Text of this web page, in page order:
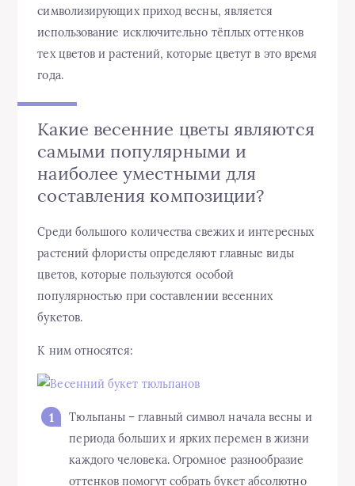
символизирующих приход весны, является
использование исключительно тёплых оттенков
тех цветов и растений, которые цветут в это время
года.
Какие весенние цветы являются
самыми популярными и
наиболее уместными для
составления композиции?
Среди большого количества свежих и интересных
растений флористы определяют главные виды
цветов, которые пользуются особой
популярностью при составлении весенних
букетов.
К ним относятся:
Тюльпаны – главный символ начала весны и
периода больших и ярких перемен в жизни
каждого человека. Огромное разнообразие
оттенков помогут собрать букет абсолютно